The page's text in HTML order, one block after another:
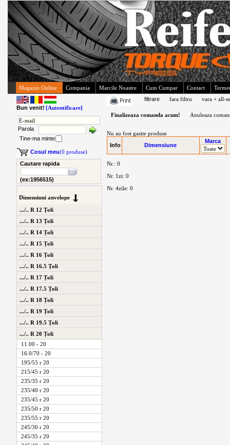
Magazin Online Compania Marcile Noastre Cum Cumpar Contact
Bun venit! [Autentificare]
Parola
Tine-ma minte
Cosul meu(0 produse)
Cautare rapida
(ex:1956515)
Dimensiuni anvelope
.../.. R 12 Țoli
.../.. R 13 Țoli
.../.. R 14 Țoli
.../.. R 15 Țoli
.../.. R 16 Țoli
.../.. R 16.5 Țoli
.../.. R 17 Țoli
.../.. R 17.5 Țoli
.../.. R 18 Țoli
.../.. R 19 Țoli
.../.. R 19.5 Țoli
.../.. R 20 Țoli
11.00 - 20
16.0/70 - 20
195/55 r 20
215/45 r 20
235/35 r 20
235/40 r 20
235/45 r 20
235/50 r 20
235/55 r 20
245/30 r 20
245/35 r 20
filtrare fara filtru vara + all-
Finalizeaza comanda acum! Anuleaza
Nu au fost gasite produse
Info
Dimensiune
Marca
Nr.: 0
Nr. 1zi: 0
Nr. 4zile: 0